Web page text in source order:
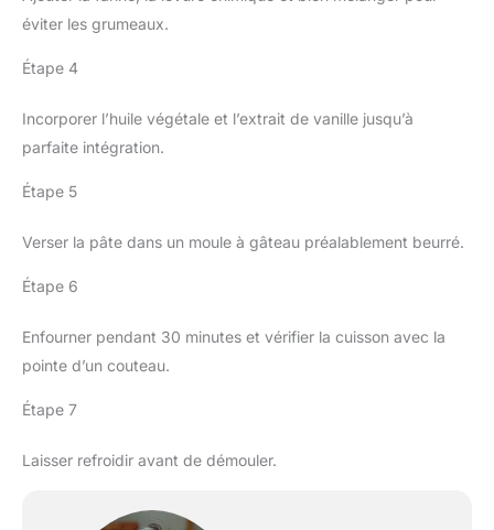
éviter les grumeaux.
Étape 4
Incorporer l’huile végétale et l’extrait de vanille jusqu’à
parfaite intégration.
Étape 5
Verser la pâte dans un moule à gâteau préalablement beurré.
Étape 6
Enfourner pendant 30 minutes et vérifier la cuisson avec la
pointe d’un couteau.
Étape 7
Laisser refroidir avant de démouler.